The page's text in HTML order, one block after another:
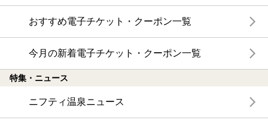
おすすめ電子チケット・クーポン一覧
今月の新着電子チケット・クーポン一覧
特集・ニュース
ニフティ温泉ニュース